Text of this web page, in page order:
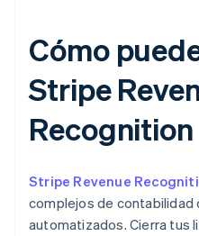
Cómo
Stripe
Recognition
Stripe Revenue
complejos de contabilidad
automatizados. Cierra tus